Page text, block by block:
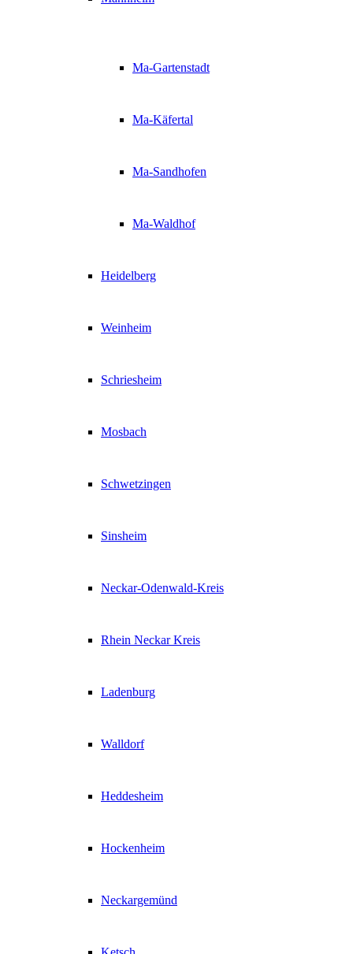
Ma-Gartenstadt
Ma-Käfertal
Ma-Sandhofen
Ma-Waldhof
Heidelberg
Weinheim
Schriesheim
Mosbach
Schwetzingen
Sinsheim
Neckar-Odenwald-Kreis
Rhein Neckar Kreis
Ladenburg
Walldorf
Heddesheim
Hockenheim
Neckargemünd